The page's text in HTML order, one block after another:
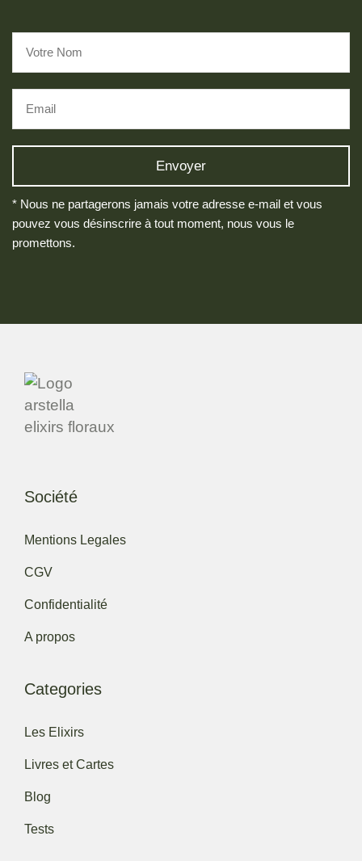
* Nous ne partagerons jamais votre adresse e-mail et vous
pouvez vous désinscrire à tout moment, nous vous le
promettons.
Société
Mentions Legales
CGV
Confidentialité
A propos
Categories
Les Elixirs
Livres et Cartes
Blog
Tests